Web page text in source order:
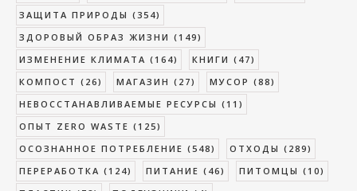
ЗАЩИТА ПРИРОДЫ (354)
ЗДОРОВЫЙ ОБРАЗ ЖИЗНИ (149)
ИЗМЕНЕНИЕ КЛИМАТА (164) КНИГИ (47)
КОМПОСТ (26) МАГАЗИН (27) МУСОР (88)
НЕВОССТАНАВЛИВАЕМЫЕ РЕСУРСЫ (11)
ОПЫТ ZERO WASTE (125)
ОСОЗНАННОЕ ПОТРЕБЛЕНИЕ (548) ОТХОДЫ (289)
ПЕРЕРАБОТКА (124) ПИТАНИЕ (46) ПИТОМЦЫ (10)